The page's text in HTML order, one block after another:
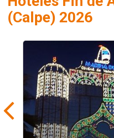
(Calpe) 2026